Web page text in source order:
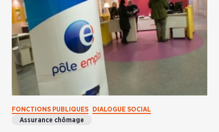
FONCTIONS PUBLIQUES
DIALOGUE SOCIAL
Assurance chômage